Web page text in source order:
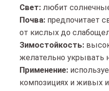
Свет: любит
Почва: предпочитает
от кислых до
Зимостойкость:
желательно укрывать
Применение:
композициях и живых